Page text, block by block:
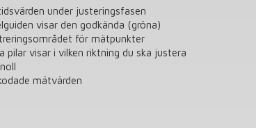
under justeringsfasen
visar den godkända (gröna)
för mätpunkter
pilar visar i vilken riktning du ska justera
mätvärden